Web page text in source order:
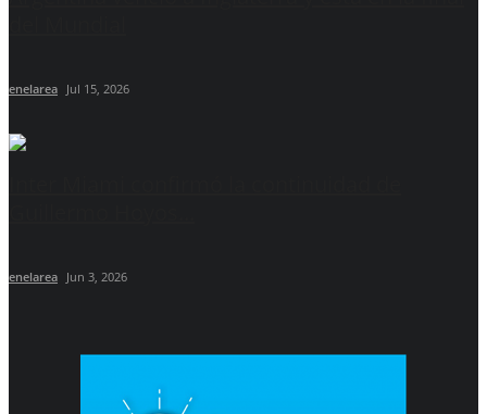
enelarea Jul 15, 2026
enelarea Jun 3, 2026